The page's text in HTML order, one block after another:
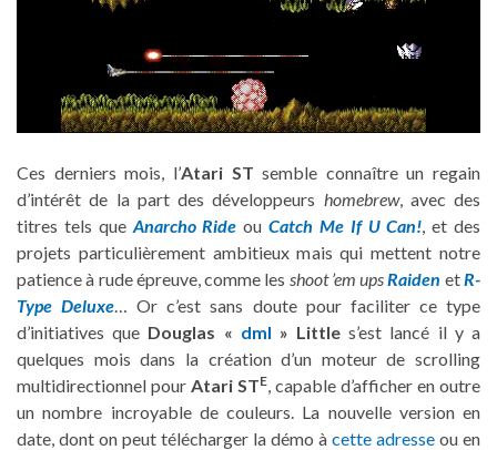
Ces derniers mois, l’Atari ST semble connaître un regain
d’intérêt de la part des développeurs homebrew, avec des
titres tels que Anarcho Ride ouCatch Me If U Can! , et des
projets particulièrement ambitieux mais qui mettent notre
patience à rude épreuve, comme les shoot ’em ups Raiden et R-
Type Deluxe … Or c’est sans doute pour faciliter ce type
d’initiatives que Douglas « dml » Little s’est lancé il y a
quelques mois dans la création d’un moteur de scrolling
multidirectionnel pour Atari STE , capable d’afficher en outre
un nombre incroyable de couleurs. La nouvelle version en
date, dont on peut télécharger la démo à cette adresse ou en